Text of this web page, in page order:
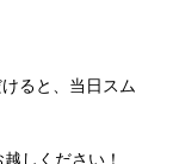
ると、当日スム
しください！